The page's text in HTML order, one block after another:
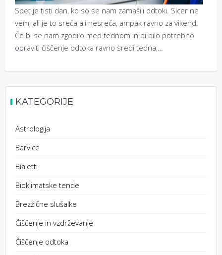
Spet je tisti dan, ko so se nam zamašili odtoki. Sicer ne
vem, ali je to sreča ali nesreča, ampak ravno za vikend.
Če bi se nam zgodilo med tednom in bi bilo potrebno
opraviti čiščenje odtoka ravno sredi tedna,…
KATEGORIJE
Astrologija
Barvice
Bialetti
Bioklimatske tende
Brezžične slušalke
Čiščenje in vzdrževanje
Čiščenje odtoka